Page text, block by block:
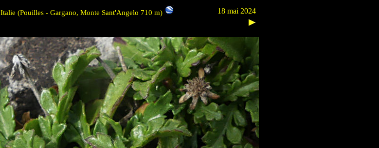
Italie (Pouilles - Gargano, Monte Sant'Angelo 710 m) 18 mai 2024